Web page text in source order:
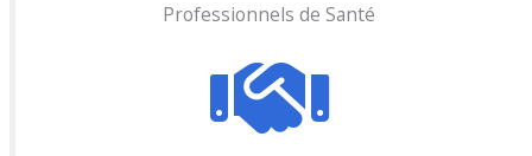
Professionnels de Santé